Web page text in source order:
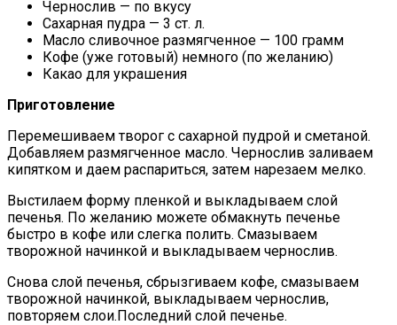
Чернослив — по вкусу
Сахарная пудра — 3 ст. л.
Масло сливочное размягченное — 100 грамм
Кофе (уже готовый) немного (по желанию)
Какао для украшения
Приготовление
Перемешиваем творог с сахарной пудрой и сметаной.
Добавляем размягченное масло. Чернослив заливаем
кипятком и даем распариться, затем нарезаем мелко.
Выстилаем форму пленкой и выкладываем слой
печенья. По желанию можете обмакнуть печенье
быстро в кофе или слегка полить. Смазываем
творожной начинкой и выкладываем чернослив.
Снова слой печенья, сбрызгиваем кофе, смазываем
творожной начинкой, выкладываем чернослив,
повторяем слои.Последний слой печенье.